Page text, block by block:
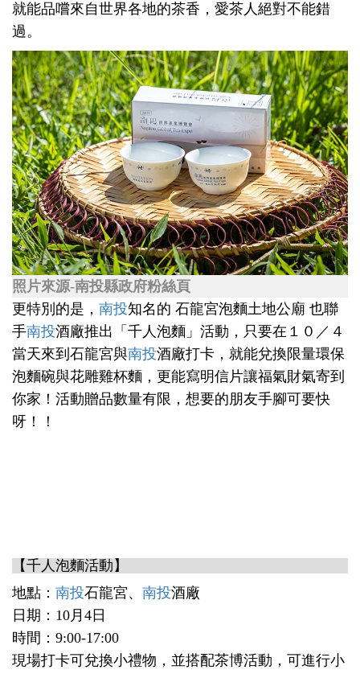
就能品嚐來自世界各地的茶香，愛茶人絕對不能錯
過。
照片來源-南投縣政府粉絲頁
更特別的是， 南投知名的 石龍宮泡麵土地公廟 也聯
手南投酒廠推出「千人泡麵」活動，只要在１０／４
當天來到石龍宮與南投酒廠打卡，就能兌換限量環保
泡麵碗與花雕雞杯麵，更能寫明信片讓福氣財氣寄到
你家！活動贈品數量有限，想要的朋友手腳可要快
呀！！
【千人泡麵活動】
地點： 南投石龍宮、 南投酒廠
日期：10月4日
時間：9:00-17:00
現場打卡可兌換小禮物，並搭配茶博活動，可進行小